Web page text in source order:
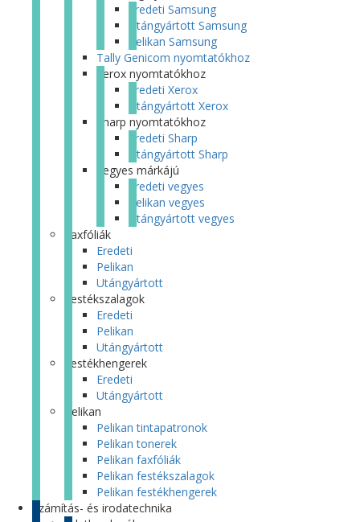
Eredeti Samsung
Utángyártott Samsung
Pelikan Samsung
Tally Genicom nyomtatókhoz
Xerox nyomtatókhoz
Eredeti Xerox
Utángyártott Xerox
Sharp nyomtatókhoz
Eredeti Sharp
Utángyártott Sharp
Vegyes márkájú
Eredeti vegyes
Pelikan vegyes
Utángyártott vegyes
Faxfóliák
Eredeti
Pelikan
Utángyártott
Festékszalagok
Eredeti
Pelikan
Utángyártott
Festékhengerek
Eredeti
Utángyártott
Pelikan
Pelikan tintapatronok
Pelikan tonerek
Pelikan faxfóliák
Pelikan festékszalagok
Pelikan festékhengerek
Számítás- és irodatechnika